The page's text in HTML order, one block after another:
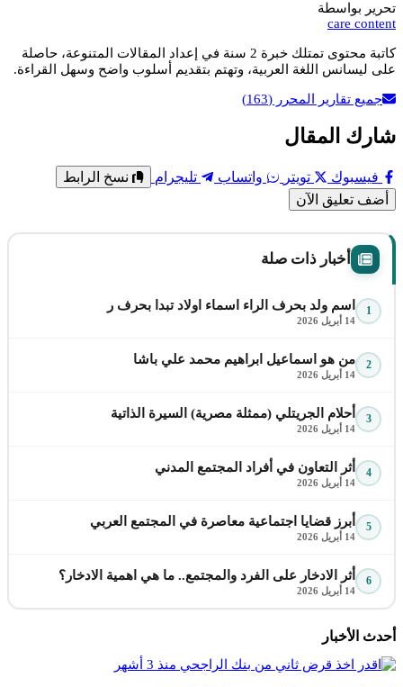
تحرير بواسطة
care content
كاتبة محتوى تمتلك خبرة 2 سنة في إعداد المقالات المتنوعة، حاصلة
على ليسانس اللغة العربية، وتهتم بتقديم أسلوب واضح وسهل القراءة.
جميع تقارير المحرر (163)
شارك المقال
فيسبوك تويتر واتساب تليجرام
نسخ الرابط
أضف تعليق الآن
أخبار ذات صلة
1 اسم ولد بحرف الراء اسماء اولاد تبدا بحرف ر
14 أبريل 2026
2 من هو اسماعيل ابراهيم محمد علي باشا
14 أبريل 2026
3 أحلام الجريتلي (ممثلة مصرية) السيرة الذاتية
14 أبريل 2026
4 أثر التعاون في أفراد المجتمع المدني
14 أبريل 2026
5 أبرز قضايا اجتماعية معاصرة في المجتمع العربي
14 أبريل 2026
6 أثر الادخار على الفرد والمجتمع.. ما هي اهمية الادخار؟
14 أبريل 2026
أحدث الأخبار
منذ 3 أشهر